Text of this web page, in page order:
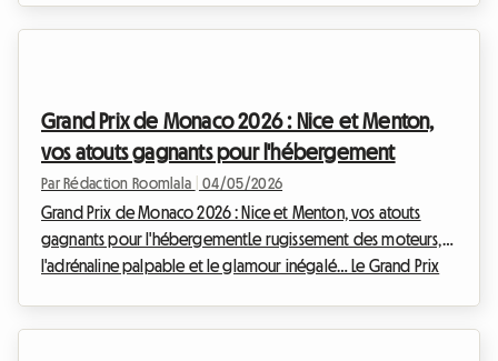
logement. Juin est déjà un...
Grand Prix de Monaco 2026 : Nice et Menton,
vos atouts gagnants pour l'hébergement
Par Rédaction Roomlala 04/05/2026
Grand Prix de Monaco 2026 : Nice et Menton, vos atouts
gagnants pour l'hébergementLe rugissement des moteurs,
l'adrénaline palpable et le glamour inégalé… Le Grand Prix